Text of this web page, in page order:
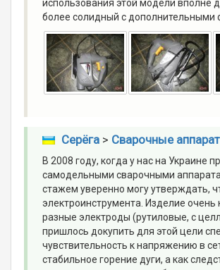
использования этой модели вполне
более солидный с
Серёга> Сварочные
В 2008 году, когда у нас на Украине
самодельными сварочными
стажем уверенно могу утверждать,
электроинструмента. Изделие
разные электроды (рутиловые, с
пришлось докупить для этой цели
чувствительность к напряжению в
стабильное горение дуги, а как